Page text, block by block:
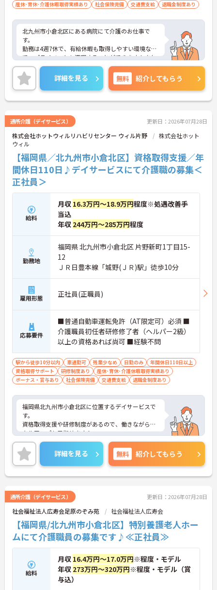
産休･育休･介護休暇取得実績あり
社会保険完備 交通費支給 退職金制度あり
北九州市小倉北区にある病院にて介護のお仕事で
す。
勤務は4週7休で、有給休暇も取得しやすい環境なの
で、プライベートも満喫することができます！また
賞与4.7ヶ月分支給実績もあり、頑張りがしっかりと
反映されるのもおすすめしたいポイントのひとつで
す♪
ご興味がある方は是非一度マイナビまでお問い合わ
せください。さらに詳細などお伝えします！
詳細を見る 無料 紹介してもらう
通所介護（デイサービス） 更新日：2026年07月28日
株式会社ホットウィルリハビリセンター ウィル片野
株式会社ホット
ウィル
【福岡県／北九州市小倉北区】資格取得支援／年
間休日110日♪デイサービスにて介護職の募集＜
正社員＞
給料
月収 16.3万円～18.9万円程度※処遇改善手
当込
年収 244万円～285万円程度
勤務地
福岡県 北九州市小倉北区 片野新町1丁目15-
12
ＪＲ日豊本線「城野(ＪＲ)駅」徒歩10分
雇用形態 正社員(正職員)
応募要件
■普通自動車運転免許（AT限定可）必須 ■
介護職員初任者研修修了者（ヘルパー2級）
以上の資格あれば尚可 ■経験不問
駅から徒歩10分以内 車通勤可 残業少なめ 日勤のみ
年間休日110日以上
資格取得サポート
研修制度あり
産休･育休･介護休暇取得実績あり
ボーナス・賞与あり
社会保険完備 交通費支給 退職金制度あり
福岡県北九州市小倉北区に位置するデイサービスで
す。
資格取得支援や研修制度があるので、働きながらス
キルアップも目指せます！
年間休日110日あり、しっかり働いてしっかり休め
る、社員にとって理想の働き方を実現できます。
ご興味をお持ちの方はお気軽にお問い合わせくださ
い。
詳細を見る 無料 紹介してもらう
通所介護（デイサービス） 更新日：2026年07月28日
社会福祉法人広寿会足原のぞみ苑 社会福祉法人広寿会
【福岡県/北九州市小倉北区】特別養護老人ホー
ムにて介護職員の募集です♪≪正社員≫
給料
月収 16.4万円～17.0万円※程度・モデル
年収 273万円～320万円※程度・モデル（賞
与込）